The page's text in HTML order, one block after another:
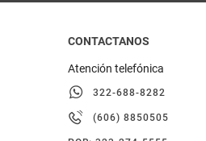
CONTACTANOS
Atención telefónica
322-688-8282
(606) 8850505